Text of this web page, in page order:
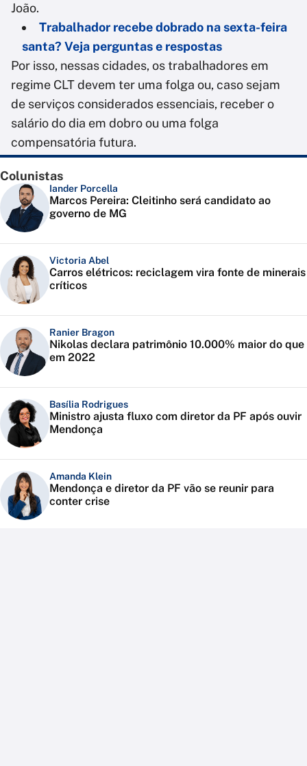
João.
Trabalhador recebe dobrado na sexta-feira
santa? Veja perguntas e respostas
Por isso, nessas cidades, os trabalhadores em
regime CLT devem ter uma folga ou, caso sejam
de serviços considerados essenciais, receber o
salário do dia em dobro ou uma folga
compensatória futura.
Colunistas
Iander Porcella
Marcos Pereira: Cleitinho será candidato ao
governo de MG
Victoria Abel
Carros elétricos: reciclagem vira fonte de minerais
críticos
Ranier Bragon
Nikolas declara patrimônio 10.000% maior do que
em 2022
Basília Rodrigues
Ministro ajusta fluxo com diretor da PF após ouvir
Mendonça
Amanda Klein
Mendonça e diretor da PF vão se reunir para
conter crise